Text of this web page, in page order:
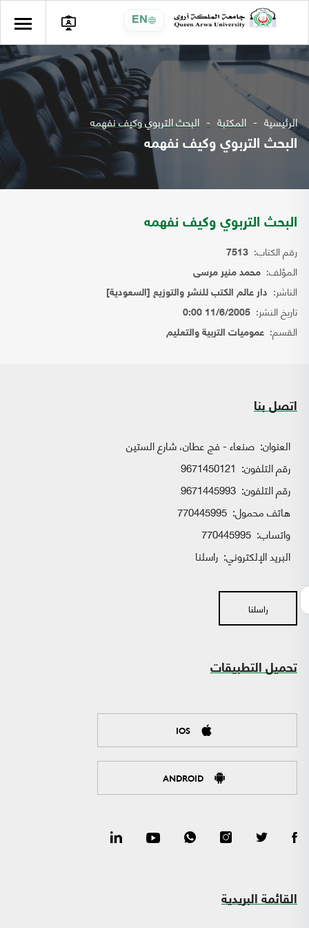
EN
الرئيسية المكتبة البحث التربوي وكيف نفهمه
البحث التربوي وكيف نفهمه
البحث التربوي وكيف نفهمه
رقم الكتاب: 7513
المؤلف: محمد منير مرسى
الناشر: دار عالم الكتب للنشر والتوزيع [السعودية]
تاريخ النشر: 11/6/2005 0:00
القسم: عموميات التربية والتعليم
اتصل بنا
العنوان: صنعاء - فج عطان، شارع الستين
رقم التلفون: 9671450121
رقم التلفون: 9671445993
هاتف محمول: 770445995
واتساب:
البريد الإلكتروني: راسلنا
راسلنا
تحميل التطبيقات
IOS
ANDROID
القائمة البريدية